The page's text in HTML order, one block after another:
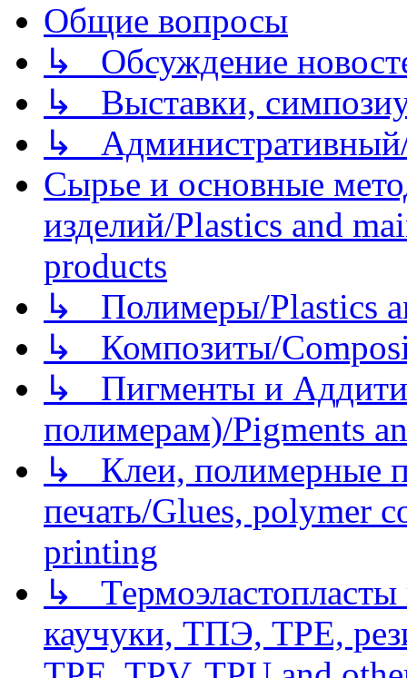
Общие вопросы
↳ Обсуждение
↳ Выставки,
↳
Сырье и основные
изделий/Plastics and
products
↳ Полимеры/Plastics
↳ Композиты/
↳ Пигменты и
полимерам)/Pigments
↳ Клеи, полимерные
печать/Glues, polymer
printing
↳
каучуки, ТПЭ, TPE,